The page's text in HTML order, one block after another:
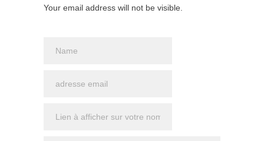
Your email address will not be visible.